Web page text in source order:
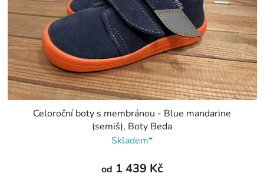
Celoroční boty s membránou - Blue mandarine
(semiš), Boty Beda
Skladem*
od 1 439 Kč